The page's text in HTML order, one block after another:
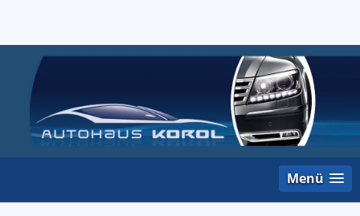
Menü